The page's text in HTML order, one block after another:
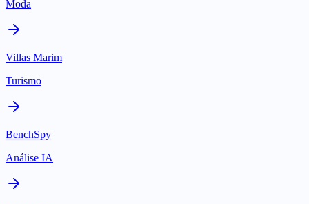
Moda
Villas Marim
Turismo
BenchSpy
Análise IA